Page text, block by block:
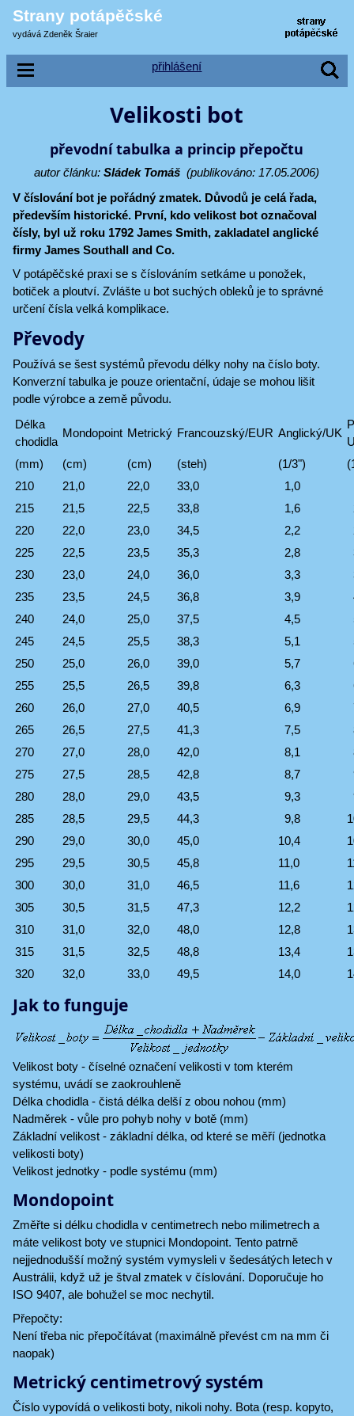
Strany potápěčské
vydává Zdeněk Šraier
přihlášení
Velikosti bot
převodní tabulka a princip přepočtu
autor článku:Sládek Tomáš (publikováno: 17.05.2006)
V číslování bot je pořádný zmatek. Důvodů je celá řada,
především historické. První, kdo velikost bot označoval
čísly, byl už roku 1792 James Smith, zakladatel anglické
firmy James Southall and Co.
V potápěčské praxi se s číslováním setkáme u ponožek,
botiček a ploutví. Zvlášte u bot suchých obleků je to správné
určení čísla velká komplikace.
Převody
Používá se šest systémů převodu délky nohy na číslo boty.
Konverzní tabulka je pouze orientační, údaje se mohou lišit
podle výrobce a země původu.
Délka
chodidla
Mondopoint Metrický Francouzský/EUR Anglický/UK
(mm)
(cm) (cm) (steh) (1/3")
210
21,0 22,0 33,0 1,0
215
21,5 22,5 33,8 1,6
220
22,0 23,0 34,5 2,2
225
22,5 23,5 35,3 2,8
230
23,0 24,0 36,0 3,3
235
23,5 24,5 36,8 3,9
240
24,0 25,0 37,5 4,5
245
24,5 25,5 38,3 5,1
250
25,0 26,0 39,0 5,7
255
25,5 26,5 39,8 6,3
260
26,0 27,0 40,5 6,9
265
26,5 27,5 41,3 7,5
270
27,0 28,0 42,0 8,1
275
27,5 28,5 42,8 8,7
280
28,0 29,0 43,5 9,3
285
28,5 29,5 44,3 9,8
290
29,0 30,0 45,0 10,4
295
29,5 30,5 45,8 11,0
300
30,0 31,0 46,5 11,6
305
30,5 31,5 47,3 12,2
310
31,0 32,0 48,0 12,8
315
31,5 32,5 48,8 13,4
320
32,0 33,0 49,5 14,0
Jak to funguje
Velikost boty - číselné označení velikosti v tom kterém
systému, uvádí se zaokrouhleně
Délka chodidla - čistá délka delší z obou nohou (mm)
Nadměrek - vůle pro pohyb nohy v botě (mm)
Základní velikost - základní délka, od které se měří (jednotka
velikosti boty)
Velikost jednotky - podle systému (mm)
Mondopoint
Změřte si délku chodidla v centimetrech nebo milimetrech a
máte velikost boty ve stupnici Mondopoint. Tento patrně
nejjednodušší možný systém vymysleli v šedesátých letech v
Austrálii, když už je štval zmatek v číslování. Doporučuje ho
ISO 9407, ale bohužel se moc nechytil.
Přepočty:
Není třeba nic přepočítávat (maximálně převést cm na mm či
naopak)
Metrický centimetrový systém
Číslo vypovídá o velikosti boty, nikoli nohy. Bota (resp. kopyto,